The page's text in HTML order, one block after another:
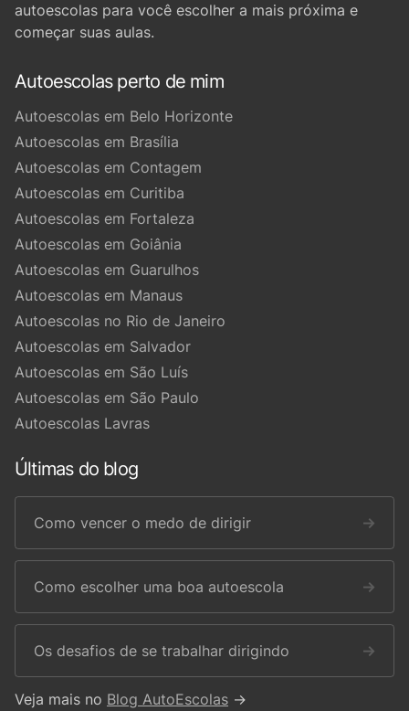
autoescolas para você escolher a mais próxima e
começar suas aulas.
Autoescolas perto de mim
Autoescolas em Belo Horizonte
Autoescolas em Brasília
Autoescolas em Contagem
Autoescolas em Curitiba
Autoescolas em Fortaleza
Autoescolas em Goiânia
Autoescolas em Guarulhos
Autoescolas em Manaus
Autoescolas no Rio de Janeiro
Autoescolas em Salvador
Autoescolas em São Luís
Autoescolas em São Paulo
Autoescolas Lavras
Últimas do blog
Como vencer o medo de dirigir →
Como escolher uma boa autoescola →
Os desafios de se trabalhar dirigindo →
Veja mais no Blog AutoEscolas →